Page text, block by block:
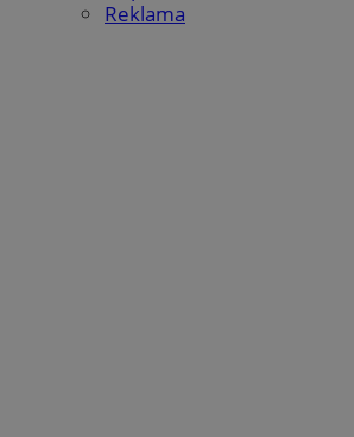
Reklama